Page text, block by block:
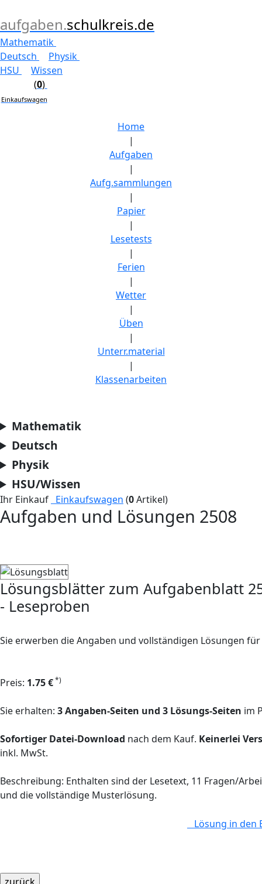
aufgaben.schulkreis.de
Mathematik
Deutsch
Physik
HSU
Wissen
(0)
Einkaufswagen
Home
|
Aufgaben
|
Aufg.sammlungen
|
Papier
|
Lesetests
|
Ferien
|
Wetter
|
Üben
|
Unterr.material
|
Klassenarbeiten
Mathematik
Deutsch
Physik
HSU/Wissen
Ihr Einkauf Einkaufswagen (0Artikel)
Aufgaben und Lösungen 2508
Lösungsblätter zum Aufgabenblatt
- Leseproben
Sie erwerben die Angaben und vollständigen Lösungen
Preis: 1.75 €*)
Sie erhalten: 3 Angaben-Seiten und 3 Lösungs-Seiten im
Sofortiger Datei-Download nach dem Kauf. Keinerlei
inkl. MwSt.
Beschreibung: Enthalten sind der Lesetext, 11 Fragen/
und die vollständige Musterlösung.
Lösung in den